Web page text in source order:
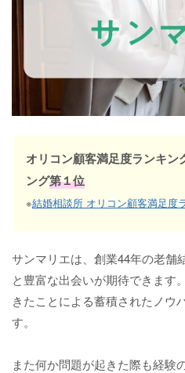
オリコン顧客満足度ランキン
ング第１位
※結婚相談所 オリコン顧客満足度
サンマリエは、創業44年の老舗
と豊富な出会いが期待できます
きたことによる蓄積されたノウ
す。
また何か問題が起きた際も経験